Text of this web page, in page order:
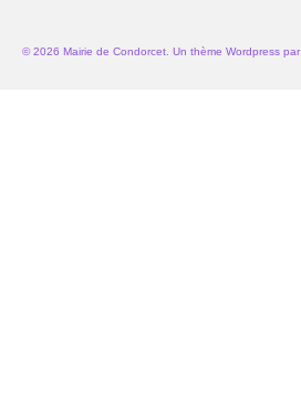
© 2026 Mairie de Condorcet. Un thème Wordpress par